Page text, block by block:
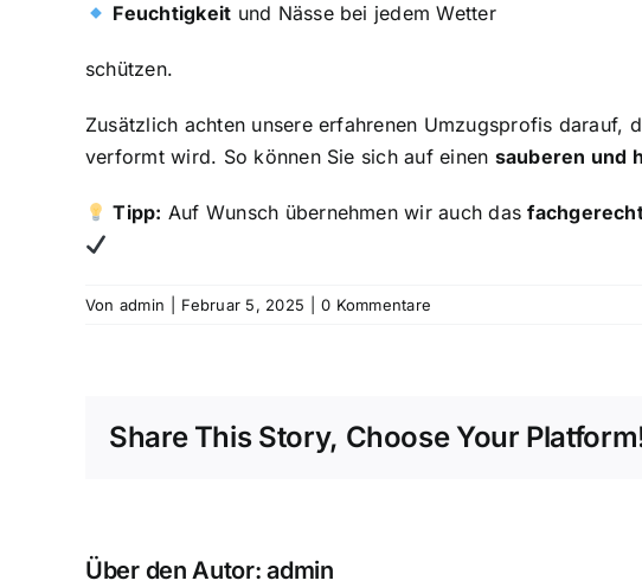
Feuchtigkeit und Nässe bei jedem Wetter
schützen.
Zusätzlich achten unsere erfahrenen Umzugsprofis darauf,
verformt wird. So können Sie sich auf einen sauberen und
Tipp: Auf Wunsch übernehmen wir auch das
Von admin Februar 5, 2025 0 Kommentare
Share This Story, Choose Your
Über den Autor:admin